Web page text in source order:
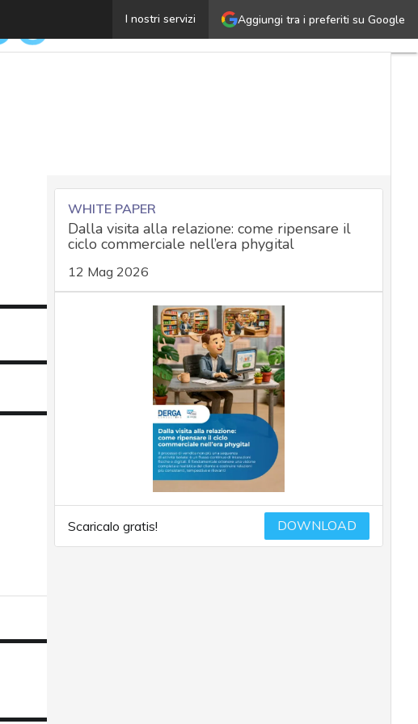
Aggiungi tra i preferiti su Google
I nostri servizi
Machine unlearning: metodi per rimuovere i dati errati
WHITE PAPER
Dalla visita alla relazione: come ripensare il
ciclo commerciale nell’era phygital
12 Mag 2026
Scaricalo gratis! DOWNLOAD